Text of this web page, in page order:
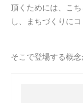
頂くためには、こ
し、まちづくりに
そこで登場する概